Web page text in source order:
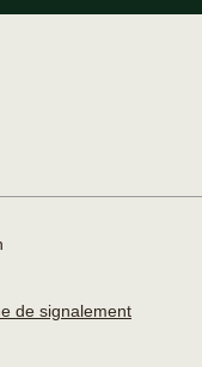
de signalement